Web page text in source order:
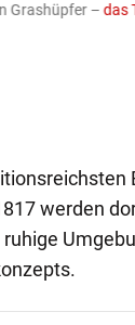
Grashüpfer – das
werden